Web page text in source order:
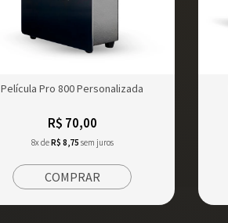
Película Pro 800 Personalizada
R$ 70,00
8x deR$ 8,75 sem juros
COMPRAR